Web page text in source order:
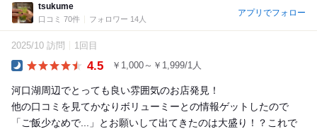
tsukume
口コミ 70件 フォロワー 14人
アプリでフォロー
2025/10 訪問 1回目
4.5 ￥1,000～￥1,999/1人
河口湖周辺でとっても良い雰囲気のお店発見！
他の口コミを見てかなりボリューミーとの情報ゲットしたので
「ご飯少なめで...」とお願いして出てきたのは大盛り！？これで